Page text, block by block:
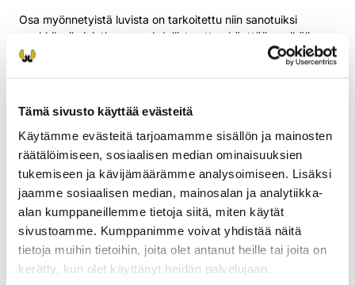
Tämä sivusto käyttää evästeitä
Käytämme evästeitä tarjoamamme sisällön ja mainosten
räätälöimiseen, sosiaalisen median ominaisuuksien
tukemiseen ja kävijämäärämme analysoimiseen. Lisäksi
jaamme sosiaalisen median, mainosalan ja analytiikka-
alan kumppaneillemme tietoja siitä, miten käytät
sivustoamme. Kumppanimme voivat yhdistää näitä
tietoja muihin tietoihin, joita olet antanut heille tai joita on
kerätty, kun olet käyttänyt heidän palvelujaan.
Osa myönnetyistä luvista on tarkoitettu niin sanotuiksi
pankkiluviksi, jotka on mahdollista ottaa käyttöön, mikäli
jahdin yhteydessä osoittautuu, että hirviä on arvioitua
noin 12 prosenttia aikaisemmasta. Edellisellä
metsästyskaudella peuranpyyntilupia käytettiin toimialueella
noin 7 800. Luonnonvarakeskuksen keväällä antaman arvion
mukaan peurakanta on aikaisemmasta pienentynyt.
Peurakannan tilanteessa ja kehityssuunnassa on kuitenkin
jonkin verran paikallista vaihtelua.
Kuusipeuralle myönnettyjen pyyntilupien määrä laski hieman
aikaisemmasta. Kuusipeuraa tavataan Satakunnassa lähinnä
Porin ja Merikarvian välisellä alueella, mutta pieniä paikallisia
kantoja ja yksittäisiä kulkijoita tavataan säännöllisesti myös